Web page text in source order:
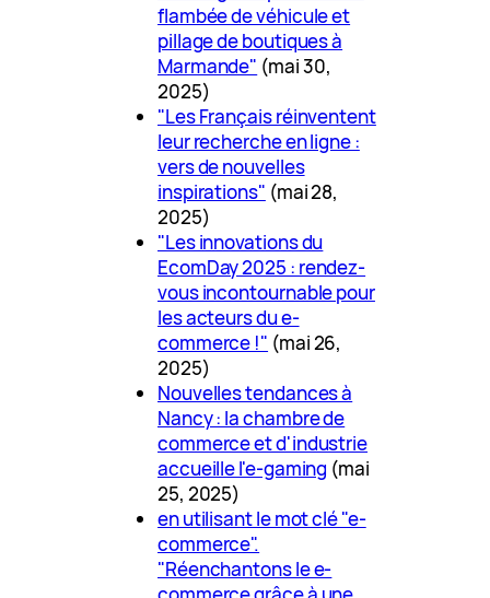
flambée de véhicule et
pillage de boutiques à
Marmande" (mai 30,
2025)
"Les Français réinventent
leur recherche en ligne :
vers de nouvelles
inspirations" (mai 28,
2025)
"Les innovations du
EcomDay 2025 : rendez-
vous incontournable pour
les acteurs du e-
commerce !" (mai 26,
2025)
Nouvelles tendances à
Nancy : la chambre de
commerce et d'industrie
accueille l'e-gaming (mai
25, 2025)
en utilisant le mot clé "e-
commerce".
"Réenchantons le e-